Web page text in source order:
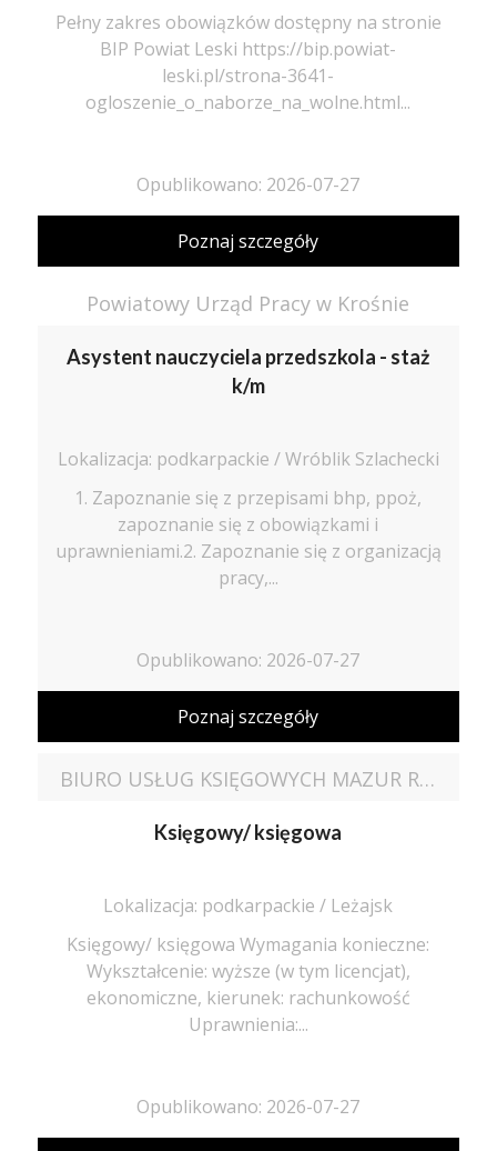
Pełny zakres obowiązków dostępny na stronie
BIP Powiat Leski https://bip.powiat-
leski.pl/strona-3641-
ogloszenie_o_naborze_na_wolne.html...
Opublikowano: 2026-07-27
Poznaj szczegóły
Powiatowy Urząd Pracy w Krośnie
Asystent nauczyciela przedszkola - staż
k/m
Lokalizacja: podkarpackie / Wróblik Szlachecki
1. Zapoznanie się z przepisami bhp, ppoż,
zapoznanie się z obowiązkami i
uprawnieniami.2. Zapoznanie się z organizacją
pracy,...
Opublikowano: 2026-07-27
Poznaj szczegóły
BIURO USŁUG KSIĘGOWYCH MAZUR RENATA
Księgowy/ księgowa
Lokalizacja: podkarpackie / Leżajsk
Księgowy/ księgowa Wymagania konieczne:
Wykształcenie: wyższe (w tym licencjat),
ekonomiczne, kierunek: rachunkowość
Uprawnienia:...
Opublikowano: 2026-07-27